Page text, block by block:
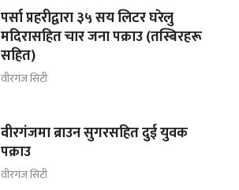
पर्सा प्रहरीद्वारा ३५ सय लिटर घरेलु
मदिरासहित चार जना पक्राउ (तस्बिरहरू
सहित)
वीरगंज सिटी
वीरगंजमा ब्राउन सुगरसहित दुई युवक
पक्राउ
वीरगंज सिटी